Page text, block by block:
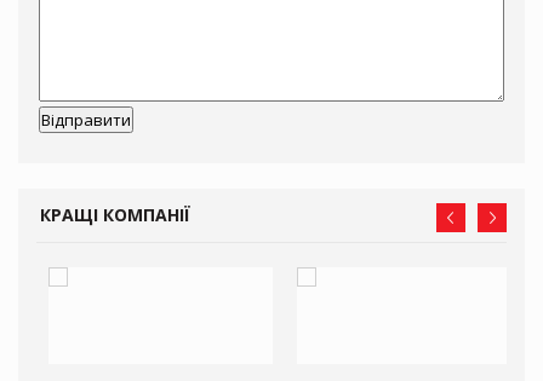
КРАЩІ КОМПАНІЇ